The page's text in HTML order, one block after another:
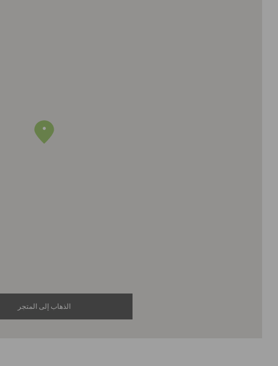
الذهاب إلى المتجر